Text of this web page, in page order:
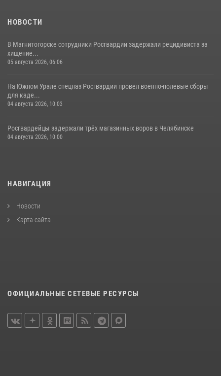
НОВОСТИ
В Магнитогорске сотрудники Росгвардии задержали рецидивиста за
хищение...
05 августа 2026, 06:06
На Южном Урале спецназ Росгвардии провел военно-полевые сборы
для каде...
04 августа 2026, 10:03
Росгвардейцы задержали трёх магазинных воров в Челябинске
04 августа 2026, 10:00
НАВИГАЦИЯ
Новости
Карта сайта
ОФИЦИАЛЬНЫЕ СЕТЕВЫЕ РЕСУРСЫ